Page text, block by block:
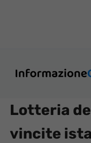
Lotteria
vincite